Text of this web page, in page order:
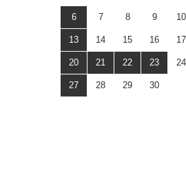
6 7 8 9 10
13 14 15 16 17
20 21 22 23 24
27 28 29 30